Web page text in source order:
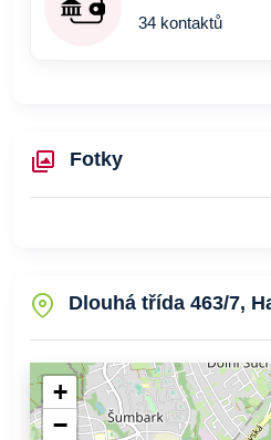
34 kontaktů
Fotky
Dlouhá třída 463/7,
+
−